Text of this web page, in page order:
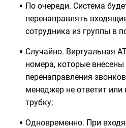
По очереди. Система
перенаправлять
сотрудника из группы в
Случайно. Виртуальная
номера, которые внесены
перенаправления
менеджер не ответит или
трубку;
Одновременно. При